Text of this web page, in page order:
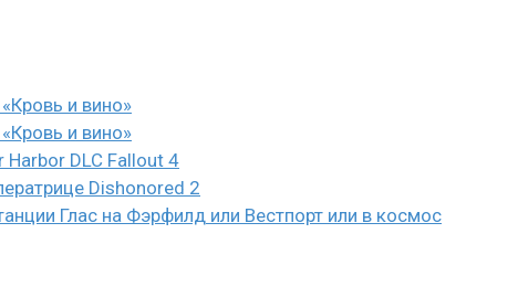
и вино»
и вино»
DLC Fallout 4
Dishonored 2
Глас на Фэрфилд или Вестпорт или в космос